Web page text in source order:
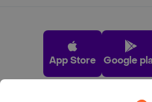
App Store Google